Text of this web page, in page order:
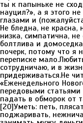
ты к папыньке не
науцил?», а я этого
глазами и
Не бледна, не красна,
низка, симпатична,
болтлива и
почерк, потому что я
переписке
сотрудничаю, и в
придерживаться.Не
«Еженедельного
передовыми
падать в обморок от
[20]Уметь: петь,
поджаривать,